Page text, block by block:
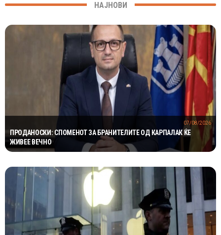
НАЈНОВИ
ПРОДАНОСКИ: СПОМЕНОТ ЗА БРАНИТЕЛИТЕ ОД КАРПАЛАК ЌЕ
ЖИВЕЕ ВЕЧНО
07/08/2026